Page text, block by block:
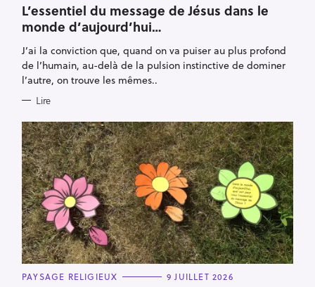
T
E
G
O
I
E
S
L’essentiel du message de Jésus dans le
monde d’aujourd’hui…
J’ai la conviction que, quand on va puiser au plus profond
de l’humain, au-delà de la pulsion instinctive de dominer
l’autre, on trouve les mêmes..
Lire
C
PAYSAGE RELIGIEUX 9 JUILLET 2026